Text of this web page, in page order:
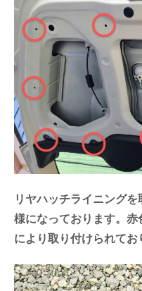
リヤハッチライニング
様になっております。
により取り付けられてお